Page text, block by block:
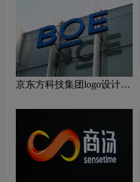
京东方科技集团logo设计含